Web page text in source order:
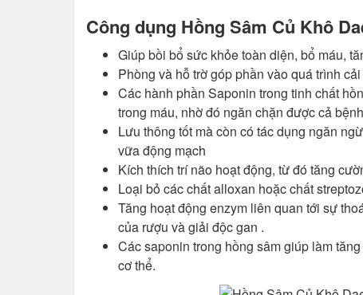
Công dụng Hồng Sâm Củ Khô
Giúp bồi bổ sức khỏe toàn diện, bổ máu,
Phòng và hỗ trờ góp phần vào quá trình
Các hành phần Saponin trong tinh chất
trong máu, nhờ đó ngăn chặn được cả
Lưu thông tốt mà còn có tác dụng ngăn
vữa động mạch
Kích thích trí não hoạt động, từ đó tăng
Loại bỏ các chất alloxan hoặc chất
Tăng hoạt động enzym liên quan tới sự
của rượu và giải độc gan .
Các saponin trong hồng sâm giúp làm
cơ thể.